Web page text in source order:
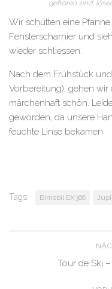
gefroren sind,
Wir schütten eine
Fensterscharnier und
wieder schliessen.
Nach dem Frühstück
Vorbereitung), gehen wir
märchenhaft schön.
geworden, da unsere
feuchte Linse bekamen.
Tags: Bimobil EX366 Jupi
Tour de Ski